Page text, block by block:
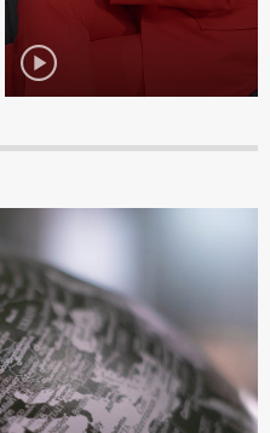
play_circle